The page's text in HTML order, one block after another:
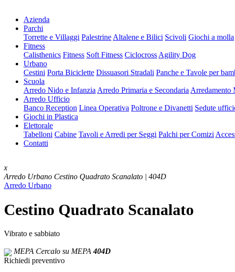
Azienda
Parchi
Torrette e Villaggi Palestrine Altalene e Bilici Scivoli Giochi a molla
Fitness
Calisthenics Fitness Soft Fitness Ciclocross Agility Dog
Urbano
Cestini Porta Biciclette Dissuasori Stradali Panche e Tavole per
Scuola
Arredo Nido e Infanzia Arredo Primaria e Secondaria Arredamento
Arredo Ufficio
Banco Reception Linea Operativa Poltrone e Divanetti Sedute
Giochi in Plastica
Elettorale
Tabelloni Cabine Tavoli e Arredi per Seggi Palchi per Comizi
Contatti
x
Arredo Urbano Cestino Quadrato Scanalato | 404D
Arredo Urbano
Cestino Quadrato Scanalato
Vibrato e sabbiato
MEPA Cercalo su MEPA404D
Richiedi preventivo